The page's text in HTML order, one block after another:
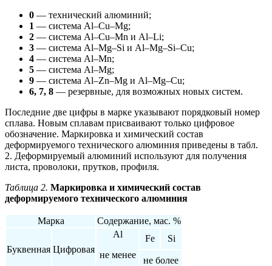
0 — технический алюминий;
1 — система Al–Cu–Mg;
2 — система Al–Cu–Mn и Al–Li;
3 — система Al–Mg–Si и Al–Mg–Si–Cu;
4 — система Al–Mn;
5 — система Al–Mg;
9 — система Al–Zn–Mg и Al–Mg–Cu;
6, 7, 8 — резервные, для возможных новых систем.
Последние две цифры в марке указывают порядковый номер
сплава. Новым сплавам присваивают только цифровое
обозначение. Маркировка и химический состав
деформируемого технического алюминия приведены в табл.
2. Деформируемый алюминий используют для получения
листа, проволоки, прутков, профиля.
Таблица 2. Маркировка и химический состав
деформируемого технического алюминия
Марка Содержание, мас. %
Буквенная Цифровая
Аl
не менее
Fe Si
не более